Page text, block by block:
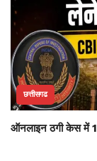
छत्तीसगढ
ऑनलाइन ठगी केस में 1